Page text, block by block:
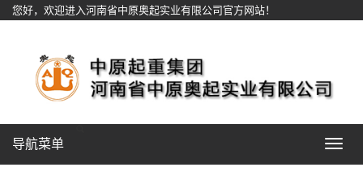
您好，欢迎进入河南省中原奥起实业有限公司官方网站！
Toggle
导航菜单